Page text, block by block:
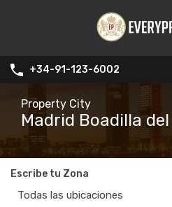
+34-91-123-6002
Property City
Madrid Boadilla
Escribe tu Zona
Todas las ubicaciones